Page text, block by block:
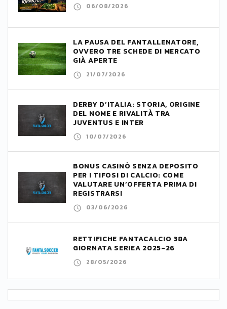
06/08/2026
LA PAUSA DEL FANTALLENATORE,
OVVERO TRE SCHEDE DI MERCATO
GIÀ APERTE
21/07/2026
DERBY D’ITALIA: STORIA, ORIGINE
DEL NOME E RIVALITÀ TRA
JUVENTUS E INTER
10/07/2026
BONUS CASINÒ SENZA DEPOSITO
PER I TIFOSI DI CALCIO: COME
VALUTARE UN’OFFERTA PRIMA DI
REGISTRARSI
03/06/2026
RETTIFICHE FANTACALCIO 38A
GIORNATA SERIEA 2025-26
28/05/2026